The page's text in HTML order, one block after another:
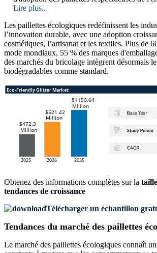
Lire plus..
Les paillettes écologiques redéfinissent les
l’innovation durable, avec une adoption
cosmétiques, l’artisanat et les textiles. Plus de
mode mondiaux, 55 % des marques
des marchés du bricolage intègrent désormais
biodégradables comme standard.
Obtenez des informations complètes sur la
tendances de croissance
Télécharger un échantillon
Tendances du marché des paillettes
Le marché des paillettes écologiques connaît